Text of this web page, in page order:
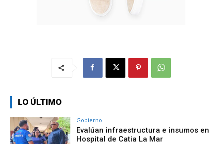
LO ÚLTIMO
Gobierno
Evalúan infraestructura e insumos en
Hospital de Catia La Mar